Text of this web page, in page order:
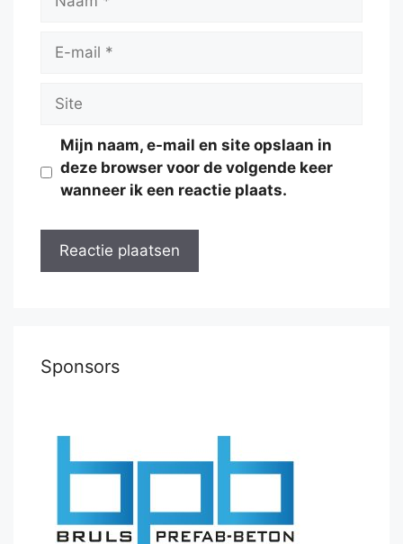
Site
Mijn naam, e-mail en site opslaan in
deze browser voor de volgende keer
wanneer ik een reactie plaats.
Sponsors